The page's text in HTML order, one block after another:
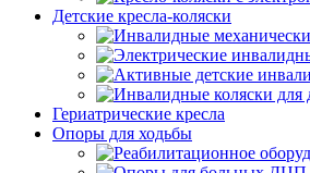
Детские кресла-коляски
Гериатрические кресла
Опоры для ходьбы